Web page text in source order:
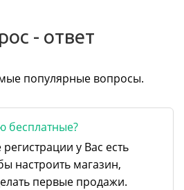
- ответ
популярные вопросы.
бесплатные?
у Вас есть
настроить магазин,
первые продажи.